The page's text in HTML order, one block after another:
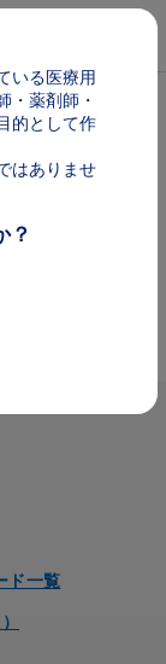
ツに移動
報
ド一覧
いる医療用
・薬剤師・
的として作
はありませ
？